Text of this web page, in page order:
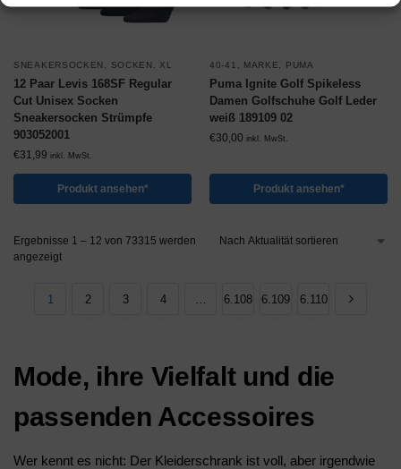
SNEAKERSOCKEN SOCKEN XL
12 Paar Levis 168SF Regular
Cut Unisex Socken
Sneakersocken Strümpfe
903052001
€31,99 inkl. MwSt.
Produkt ansehen*
40-41 MARKE PUMA
Puma Ignite Golf Spikeless
Damen Golfschuhe Golf Leder
weiß 189109 02
€30,00 inkl. MwSt.
Produkt ansehen*
Ergebnisse 1 – 12 von 73315 werden
angezeigt
1 2 3 4 … 6.108 6.109 6.110
Mode, ihre Vielfalt und die
passenden Accessoires
Wer kennt es nicht: Der Kleiderschrank ist voll, aber irgendwie